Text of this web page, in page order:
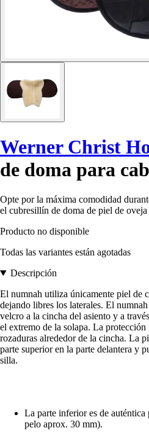
Werner Christ
de doma para
Opte por la máxima comodidad
el cubresillín de doma de piel de
Producto no disponible
Todas las variantes están agotadas
Descripción
El numnah utiliza únicamente piel de
dejando libres los laterales. El
velcro a la cincha del asiento y a
el extremo de la solapa. La
rozaduras alrededor de la cincha. La
parte superior en la parte delantera y
silla.
La parte inferior es de
pelo aprox. 30 mm).